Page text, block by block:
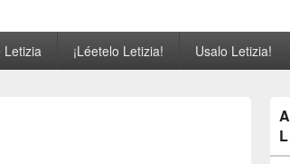
Letizia ¡Léetelo Letizia! Usalo Letizia!
área